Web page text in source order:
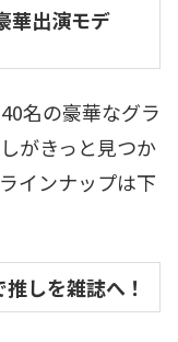
華出演モデ
名の豪華なグラ
がきっと見つか
インナップは下
しを雑誌へ！